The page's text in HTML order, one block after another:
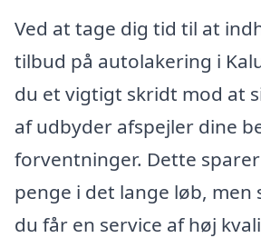
Ved at tage dig tid til at
tilbud på autolakering i
du et vigtigt skridt mod at
af udbyder afspejler dine
forventninger. Dette
penge i det lange løb, men
du får en service af høj